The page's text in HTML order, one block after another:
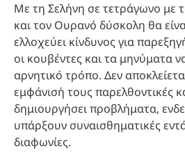
Με τη Σελήνη σε τετράγωνο με
και τον Ουρανό δύσκολη θα
ελλοχεύει κίνδυνος για
οι κουβέντες και τα μηνύματα
αρνητικό τρόπο. Δεν
εμφάνισή τους παρελθοντικές
δημιουργήσει προβλήματα,
υπάρξουν συναισθηματικές
διαφωνίες.